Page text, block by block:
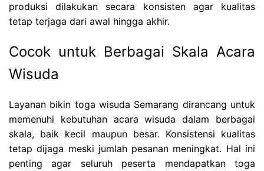
produksi dilakukan secara konsisten agar kualitas
tetap terjaga dari awal hingga akhir.
Cocok untuk Berbagai Skala Acara
Wisuda
Layanan bikin toga wisuda Semarang dirancang untuk
memenuhi kebutuhan acara wisuda dalam berbagai
skala, baik kecil maupun besar. Konsistensi kualitas
tetap dijaga meski jumlah pesanan meningkat. Hal ini
penting agar seluruh peserta mendapatkan toga